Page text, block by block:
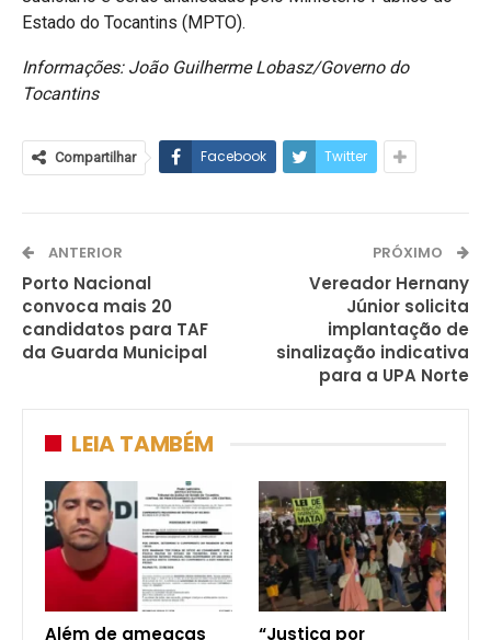
Estado do Tocantins (MPTO).
Informações: João Guilherme Lobasz/Governo do
Tocantins
Compartilhar Facebook Twitter
ANTERIOR
Porto Nacional
convoca mais 20
candidatos para TAF
da Guarda Municipal
PRÓXIMO
Vereador Hernany
Júnior solicita
implantação de
sinalização indicativa
para a UPA Norte
LEIA TAMBÉM
Além de ameaças
“Justiça por